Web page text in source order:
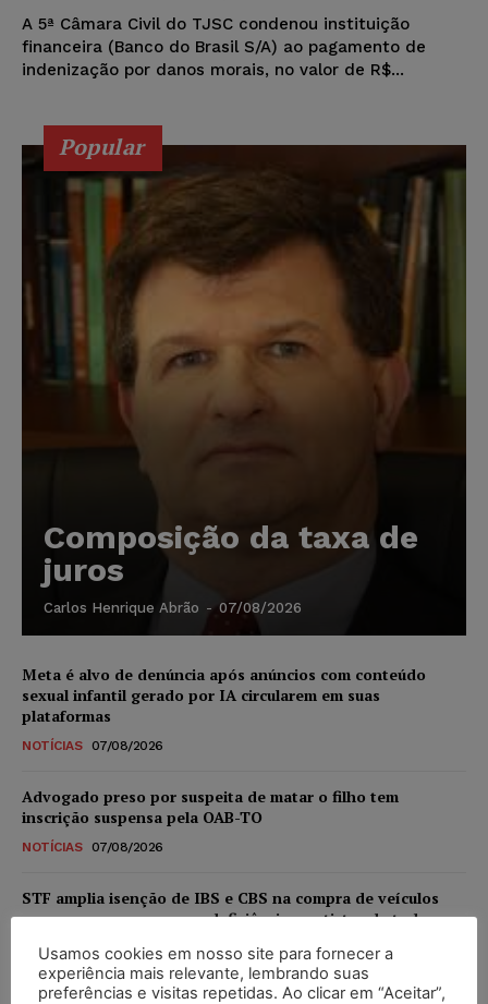
A 5ª Câmara Civil do TJSC condenou instituição
financeira (Banco do Brasil S/A) ao pagamento de
indenização por danos morais, no valor de R$...
Popular
Composição da taxa de
juros
Carlos Henrique Abrão - 07/08/2026
Meta é alvo de denúncia após anúncios com conteúdo
sexual infantil gerado por IA circularem em suas
plataformas
NOTÍCIAS 07/08/2026
Advogado preso por suspeita de matar o filho tem
inscrição suspensa pela OAB-TO
NOTÍCIAS 07/08/2026
STF amplia isenção de IBS e CBS na compra de veículos
novos para pessoas com deficiência e autistas de todos os
DIREITO TRIBUTÁRIO 07/08/2026
Usamos cookies em nosso site para fornecer a
experiência mais relevante, lembrando suas
preferências e visitas repetidas. Ao clicar em “Aceitar”,